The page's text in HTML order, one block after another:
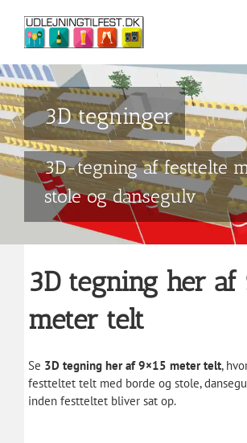
content
3D tegninger
3D-tegning af festtelte
stole og dansegulv
3D tegning her af
meter telt
Se 3D tegning her af 9×15 meter telt,
festteltet telt med borde og stole,
inden festteltet bliver sat op.